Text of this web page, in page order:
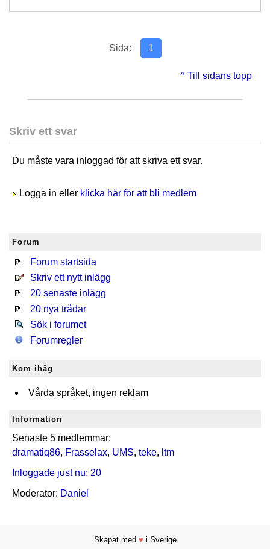
Sida: 1
^ Till sidans topp
Skriv ett svar
Du måste vara inloggad för att skriva ett svar.
Logga in eller klicka här för att bli medlem
Forum
Forum startsida
Skriv ett nytt inlägg
20 senaste inlägg
20 nya trådar
Sök i forumet
Forumregler
Kom ihåg
Vårda språket, ingen reklam
Information
Senaste 5 medlemmar:
dramatiq86, Frasselax, UMS, teke, ltm
Inloggade just nu: 20
Moderator: Daniel
Skapat med ♥ i Sverige